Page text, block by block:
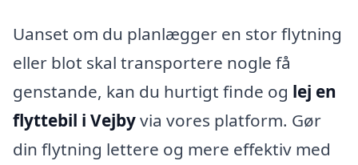
Uanset om du planlægger en stor flytning
eller blot skal transportere nogle få
genstande, kan du hurtigt finde og lej en
flyttebil i Vejbyvia vores platform. Gør
din flytning lettere og mere effektiv med